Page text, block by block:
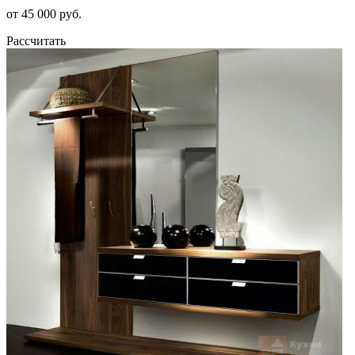
от 45 000 руб.
Рассчитать